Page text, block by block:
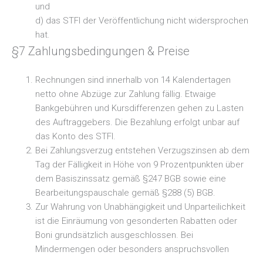
und
d) das STFI der Veröffentlichung nicht widersprochen
hat.
§7 Zahlungsbedingungen & Preise
Rechnungen sind innerhalb von 14 Kalendertagen
netto ohne Abzüge zur Zahlung fällig. Etwaige
Bankgebühren und Kursdifferenzen gehen zu Lasten
des Auftraggebers. Die Bezahlung erfolgt unbar auf
das Konto des STFI.
Bei Zahlungsverzug entstehen Verzugszinsen ab dem
Tag der Fälligkeit in Höhe von 9 Prozentpunkten über
dem Basiszinssatz gemäß §247 BGB sowie eine
Bearbeitungspauschale gemäß §288 (5) BGB.
Zur Wahrung von Unabhängigkeit und Unparteilichkeit
ist die Einräumung von gesonderten Rabatten oder
Boni grundsätzlich ausgeschlossen. Bei
Mindermengen oder besonders anspruchsvollen